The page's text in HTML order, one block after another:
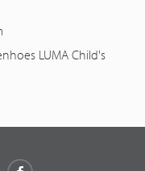
LUMA Child's